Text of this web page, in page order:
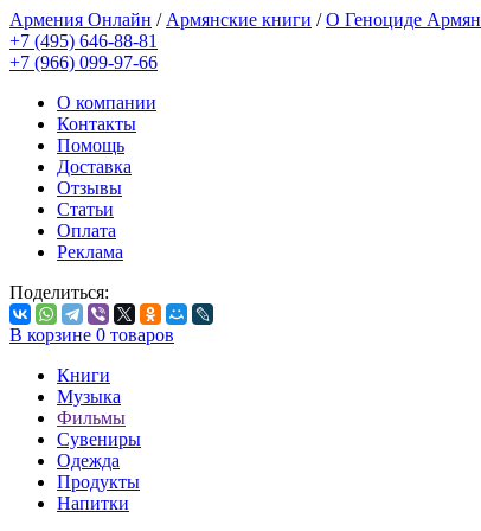
Армения Онлайн / Армянские книги /О Геноциде Армян
+7 (495) 646-88-81
+7 (966) 099-97-66
О компании
Контакты
Помощь
Доставка
Отзывы
Статьи
Оплата
Реклама
Поделиться:
В корзине 0 товаров
Книги
Музыка
Фильмы
Сувениры
Одежда
Продукты
Напитки